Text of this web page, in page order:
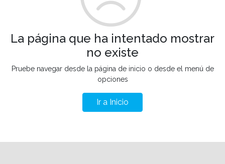
La página que ha intentado mostrar
no existe
Pruebe navegar desde la página de inicio o desde el menú de
opciones
Ir a Inicio